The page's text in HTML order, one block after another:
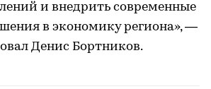
и внедрить современные
в экономику региона», —
Денис Бортников.